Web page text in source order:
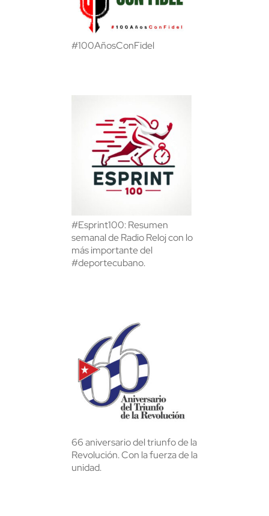
#100AñosConFidel
#Esprint100: Resumen
semanal de Radio Reloj con lo
más importante del
#deportecubano.
66 aniversario del triunfo de la
Revolución. Con la fuerza de la
unidad.